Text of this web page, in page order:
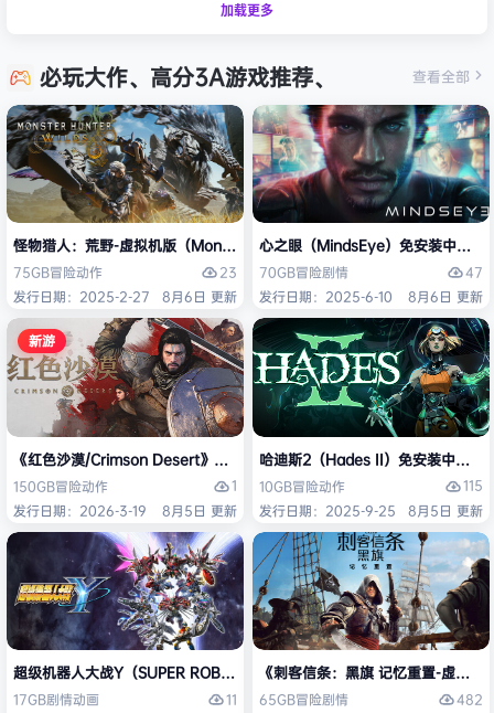
加载更多
必玩大作、高分3A游戏推荐、 查看全部
怪物猎人：荒野-虚拟机版（Monster Hunter Wilds HYPERVISOR）免安
75GB冒险动作
23
发行日期：2025-2-27
8月6日 更新
心之眼（MindsEye）免安装中文版
70GB冒险剧情
47
发行日期：2025-6-10
8月6日 更新
新游
《红色沙漠/Crimson Desert》免安装中文版
150GB冒险动作
1
发行日期：2026-3-19
8月5日 更新
哈迪斯2（Hades II）免安装中文版
10GB冒险动作
115
发行日期：2025-9-25
8月5日 更新
超级机器人大战Y（SUPER ROBOT WARS Y）免安装中文版
17GB剧情动画
11
《刺客信条：黑旗 记忆重置-虚拟
65GB冒险剧情
482